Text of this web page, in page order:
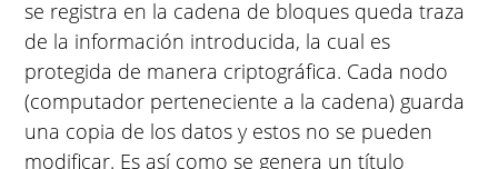
se registra en la cadena de bloques queda traza
de la información introducida, la cual es
protegida de manera criptográfica. Cada nodo
(computador perteneciente a la cadena) guarda
una copia de los datos y estos no se pueden
modificar. Es así como se genera un título